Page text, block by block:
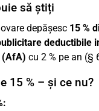
să știți
depășesc 15 %
deductibile
(AfA) cu 2 % pe an (§
15 % – și ce nu?